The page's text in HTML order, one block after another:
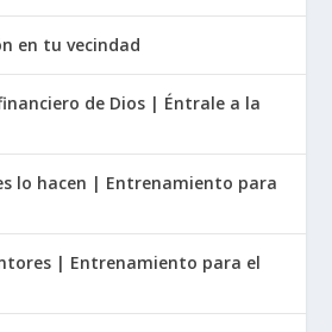
en tu vecindad
de Dios | Éntrale a la
lo hacen | Entrenamiento para
| Entrenamiento para el